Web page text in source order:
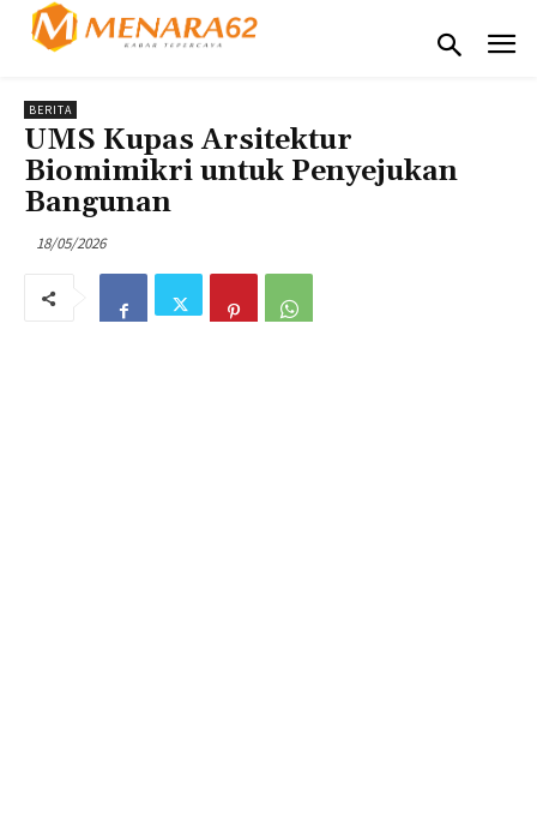
BERITA
UMS Kupas Arsitektur
Biomimikri untuk Penyejukan
Bangunan
18/05/2026